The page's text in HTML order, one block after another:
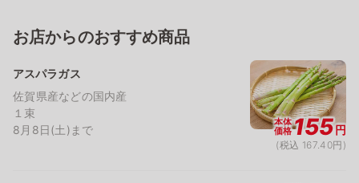
お店からのおすすめ商品
アスパラガス
佐賀県産などの国内産
１束
8月8日(土)まで
本体
価格155円
(税込 167.40円)